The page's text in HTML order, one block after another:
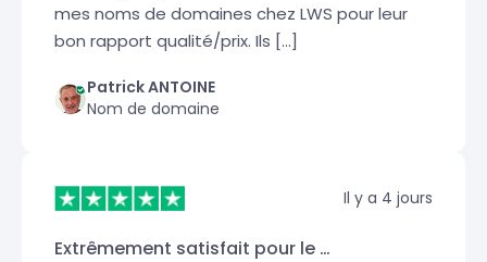
mes noms de domaines chez LWS pour leur
bon rapport qualité/prix. Ils […]
Patrick ANTOINE
Nom de domaine
Il y a 4 jours
Extrêmement satisfait pour le …